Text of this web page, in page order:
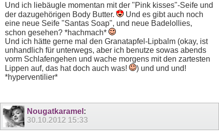
Und ich liebäugle momentan mit der "Pink kisses"-Seife und
der dazugehörigen Body Butter.
Und es gibt auch noch
eine neue Seife "Santas Soap", und neue Badelollies,
schon gesehen? *hachmach*
Und ich hätte gerne mal den Granatapfel-Lipbalm (okay, ist
unhandlich für unterwegs, aber ich benutze sowas abends
vorm Schlafengehen und wache morgens mit den zartesten
Lippen auf, das hat doch auch was!
) und und und!
*hyperventilier*
Nougatkaramel :
30.10.2012 15:33